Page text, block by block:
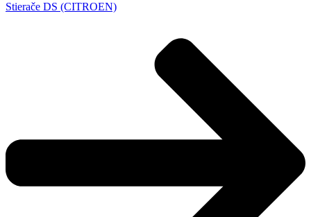
Stierače DS (CITROEN)